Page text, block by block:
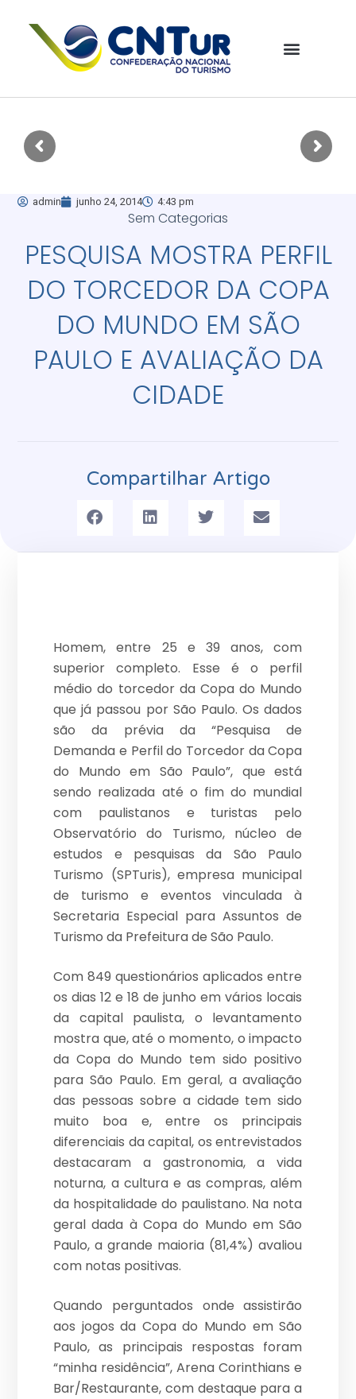
admin junho 24, 2014 4:43 pm
Sem Categorias
PESQUISA MOSTRA PERFIL
DO TORCEDOR DA COPA
DO MUNDO EM SÃO
PAULO E AVALIAÇÃO DA
CIDADE
Compartilhar Artigo
Homem, entre 25 e 39 anos, com
superior completo. Esse é o perfil
médio do torcedor da Copa do Mundo
que já passou por São Paulo. Os dados
são da prévia da “Pesquisa de
Demanda e Perfil do Torcedor da Copa
do Mundo em São Paulo”, que está
sendo realizada até o fim do mundial
com paulistanos e turistas pelo
Observatório do Turismo, núcleo de
estudos e pesquisas da São Paulo
Turismo (SPTuris), empresa municipal
de turismo e eventos vinculada à
Secretaria Especial para Assuntos de
Turismo da Prefeitura de São Paulo.
Com 849 questionários aplicados entre
os dias 12 e 18 de junho em vários locais
da capital paulista, o levantamento
mostra que, até o momento, o impacto
da Copa do Mundo tem sido positivo
para São Paulo. Em geral, a avaliação
das pessoas sobre a cidade tem sido
muito boa e, entre os principais
diferenciais da capital, os entrevistados
destacaram a gastronomia, a vida
noturna, a cultura e as compras, além
da hospitalidade do paulistano. Na nota
geral dada à Copa do Mundo em São
Paulo, a grande maioria (81,4%) avaliou
com notas positivas.
Quando perguntados onde assistirão
aos jogos da Copa do Mundo em São
Paulo, as principais respostas foram
“minha residência”, Arena Corinthians e
Bar/Restaurante, com destaque para a